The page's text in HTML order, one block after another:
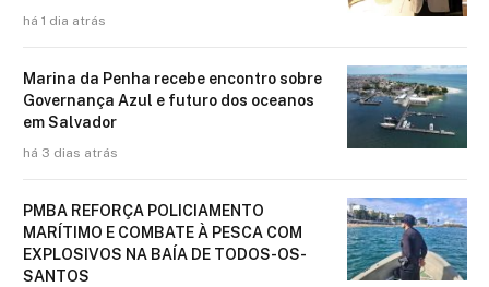
há 1 dia atrás
Marina da Penha recebe encontro sobre
Governança Azul e futuro dos oceanos
em Salvador
há 3 dias atrás
PMBA REFORÇA POLICIAMENTO
MARÍTIMO E COMBATE À PESCA COM
EXPLOSIVOS NA BAÍA DE TODOS-OS-
SANTOS